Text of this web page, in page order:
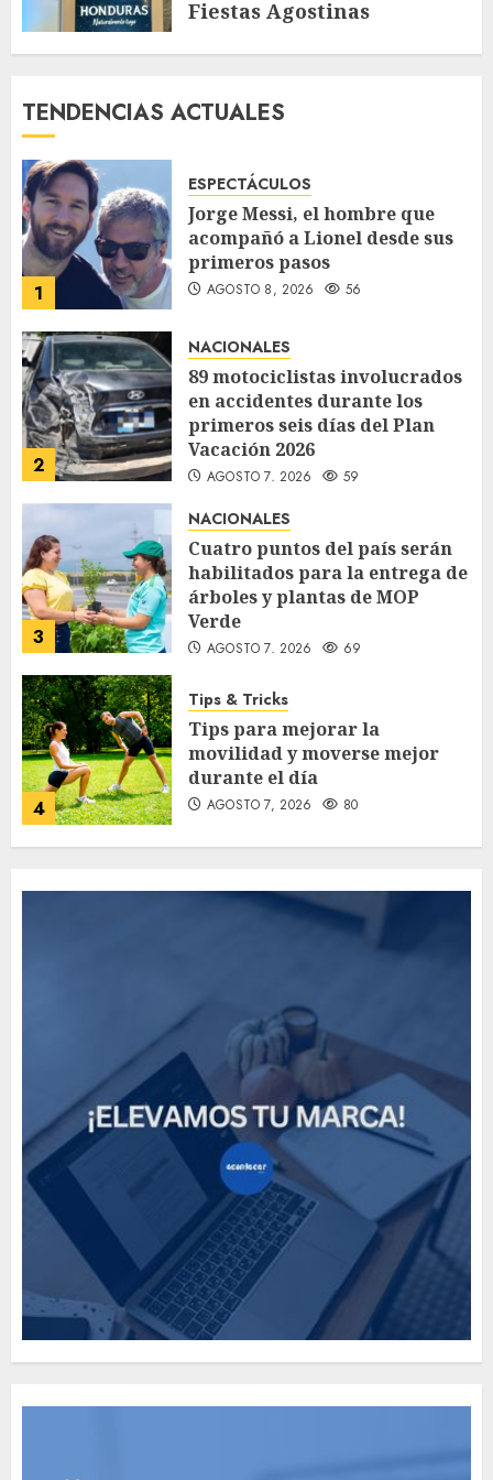
Fiestas Agostinas
TENDENCIAS ACTUALES
1
ESPECTÁCULOS
Jorge Messi, el hombre que
acompañó a Lionel desde sus
primeros pasos
AGOSTO 8, 2026 56
2
NACIONALES
89 motociclistas involucrados
en accidentes durante los
primeros seis días del Plan
Vacación 2026
AGOSTO 7, 2026 59
3
NACIONALES
Cuatro puntos del país serán
habilitados para la entrega de
árboles y plantas de MOP
Verde
AGOSTO 7, 2026 69
4
Tips & Tricks
Tips para mejorar la
movilidad y moverse mejor
durante el día
AGOSTO 7, 2026 80
How Many of These Italian
MAYO 14, 2024 812